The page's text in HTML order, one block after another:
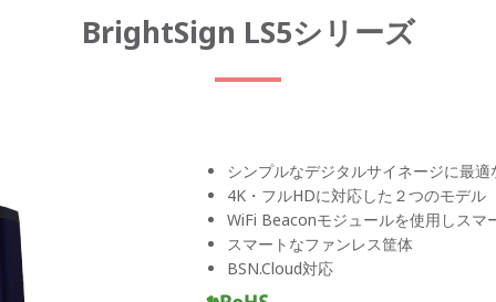
BrightSign LS5シリーズ
シンプルなデジタルサイネージに最
4K・フルHDに対応した２つのモデル
WiFi Beaconモジュールを使用しスマ
スマートなファンレス筐体
BSN.Cloud対応